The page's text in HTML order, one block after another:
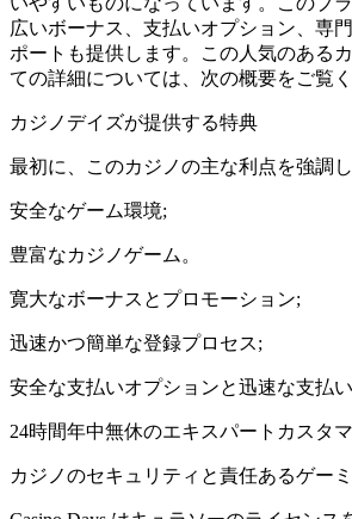
広いボーナス、支払いオプション、専
ポートも提供します。この人気のある
ての詳細については、次の概要をご覧く
カジノデイズが提供する特典
最初に、このカジノの主な利点を強調し
安全なゲーム環境;
豊富なカジノゲーム。
寛大なボーナスとプロモーション;
迅速かつ簡単な登録プロセス;
安全な支払いオプションと迅速な支払い
24時間年中無休のエキスパートカスタ
カジノのセキュリティと責任あるゲー